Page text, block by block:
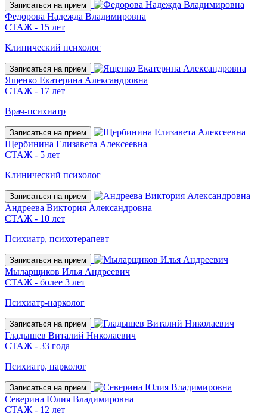
Записаться на прием
Федорова Надежда Владимировна
СТАЖ - 15 лет
Клинический психолог
Записаться на прием
Ященко Екатерина Александровна
СТАЖ - 17 лет
Врач-психиатр
Записаться на прием
Щербинина Елизавета Алексеевна
СТАЖ - 5 лет
Клинический психолог
Записаться на прием
Андреева Виктория Александровна
СТАЖ - 10 лет
Психиатр, психотерапевт
Записаться на прием
Мыларщиков Илья Андреевич
СТАЖ - более 3 лет
Психиатр-нарколог
Записаться на прием
Гладышев Виталий Николаевич
СТАЖ - 33 года
Психиатр, нарколог
Записаться на прием
Северина Юлия Владимировна
СТАЖ - 12 лет